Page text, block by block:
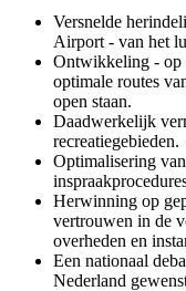
Versnelde
Airport - van het
Ontwikkeling - op
optimale routes
open staan.
Daadwerkelijk
recreatiegebieden.
Optimalisering
Herwinning op
vertrouwen in de
overheden en
Een nationaal
Nederland